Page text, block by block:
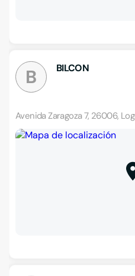
B BILCON
Avenida Zaragoza 7, 26006,